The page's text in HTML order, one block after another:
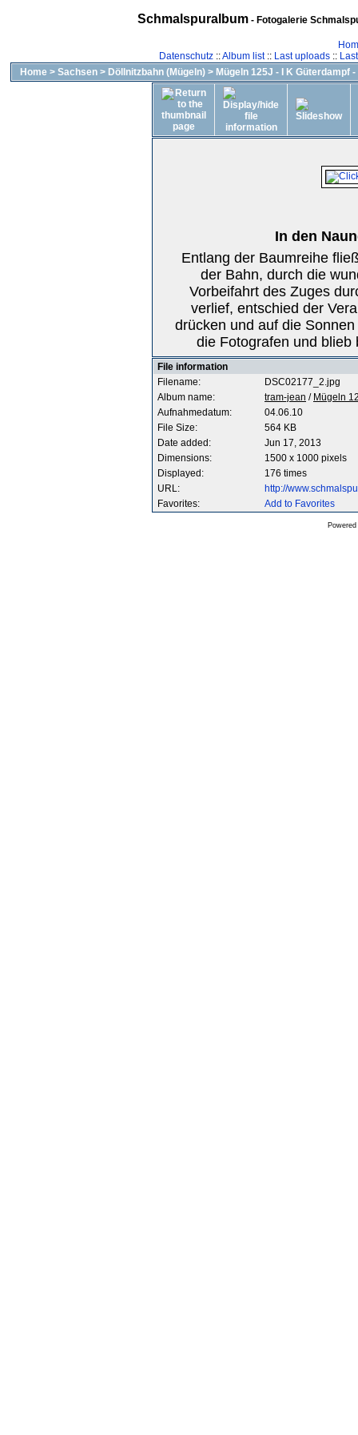
Schmalspuralbum- Fotogalerie
Datenschutz::Album list:: Last uploads::
Home > Sachsen > Döllnitzbahn (Mügeln) > Mügeln 125J - I K Güterdampf
In den
Entlang der Baumreihe
der Bahn, durch die
Vorbeifahrt des Zuges
verlief, entschied der
drücken und auf die
die Fotografen und blieb
File information
Filename:
DSC02177_2.jpg
Album name:
tram-jean / Mügeln
Aufnahmedatum:
04.06.10
File Size:
564 KB
Date added:
Jun 17, 2013
Dimensions:
1500 x 1000 pixels
Displayed:
176 times
URL:
http://
Favorites:
Add to Favorites